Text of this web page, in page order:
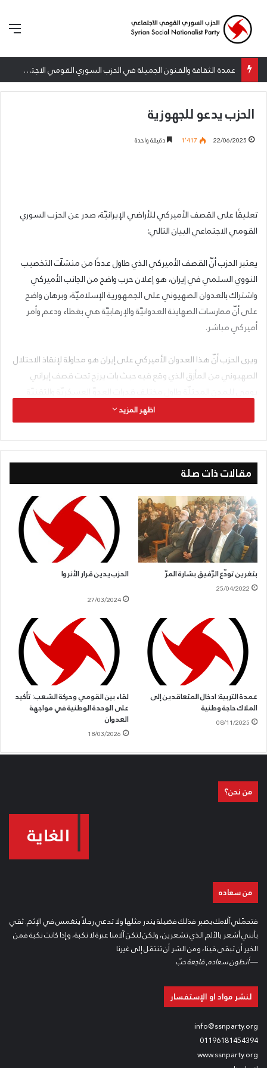
عمدة الثقافة والفنون الجميلة في الحزب السوري القومي الاجتماعي تعلن نتائج الدورة الخامسة من جائزة أنطون سعاده الأدبية
الحزب يدعو للجهوزية
22/06/2025 1٬417 دقيقة واحدة
تعليقًا على القصف الأميركي للأراضي الإيرانيّة، صدر عن الحزب السوري
القومي الاجتماعي البيان التالي:
يعتبر الحزب أنّ القصف الأميركي الذي طاول عددًا من منشآت التخصيب
النووي السلمي في إيران، هو إعلان حرب واضح من الجانب الأميركي
واشتراك بالعدوان الصهيوني على الجمهورية الإسلاميّة، وبرهان واضح
على أنّ ممارسات الصهاينة العدوانيّة والإرهابيّة هي بغطاء ودعم وأمر
أميركي مباشر.
ويرى الحزب أنّ هذا العدوان الأميركي على إيران هو محاولة لإنقاذ الاحتلال
الصهيوني من المأزق الذي وقع فيه حيث بات يرزح تحت قصف إيراني
والأمنيّة، كما أنّ محاولات العدو ضرب عناصر القوّة في داخل الجمهوريّة
الإسلاميّة سقط ومعه سقطت غطرسة المحتلّ الصهيوني أمام إرادة
وعزيمة الدولة والجيش والحرس الثوري والشعب في إيران، وها هي الولايات
المتّحدة تسعى جاهدة لإخراجه من الأزمة التي وضع نفسه فيها.
كما يدعو الحزب جميع القوى الحيّة والمقاومة في العالمين العربي
والإسلامي للجهوزية التامّة على كافّة الصعد لمواجهة ما يحصل ورفضه
وعدم القبول به مهما كلّف ذلك من جهد وتضحية، لأنّ عصر الاستسلام
والهزائم قد ولّى ولن نرضخ لإرادة الخارج المذلّة وسنقاوم حتى تنتصر إرادتنا
وتتحرّر أرضنا.
هذا ويتوجّه الحزب بالتحيّة والإكبار لما يسطّره أبطال الحرس الثوري والجيش
والمقاومين في الجمهورية الإسلاميّة في إيران من بطولات وضربات
موجعة يلحقونها بأعداء البشر والحق، ويحيّي الحزب أرواح شهداء إيران،
معتبرًا أنّ ما يقدّمونه في مواجهة عدوان ذي رأسين هو إنجاز وانتصار ليس
لإيران فقط، بل للمنطقة بأسرها، والتي تتطلّع إلى تمكّن الجمهوريّة
الإسلاميّة من كبح أحلام العدو بالسيطرة المطلقة عليها.
اظهر المزيد
مقالات ذات صلة
بتغرين تودّع الرّفيق بشارة المرّ
25/04/2022
الحزب يدين قرار الأنروا
27/03/2024
عمدة التربية: ادخال المتعاقدين إلى
الملاك حاجة وطنية
08/11/2025
لقاء بين القومي وحركة الشعب: تأكيد
على الوحدة الوطنية في مواجهة
العدوان
18/03/2026
من نحن؟
من سعاده
فتحمّلي آلامك بصبر فذلك فضيلة يندر مثلها ولا تدعي رجلاً ينغمس في الإثم. ثقي
بأنني أشعر بالألم الذي تشعرين، ولكن لتكن آلامنا عبرة لا نكبة، وإذا كانت نكبة فمن
الخير أن تبقى فينا، ومن الشر أن تنتقل إلى غيرنا
—أنطون سعاده,فاجعة حبّ
لنشر مواد او الإستفسار
info@ssnparty.org
01196181454394
www.ssnparty.org